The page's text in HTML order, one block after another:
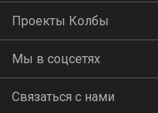
Проекты Колбы
Мы в соцсетях
Связаться с нами